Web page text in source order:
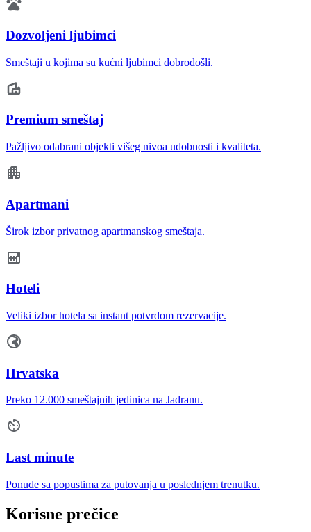
Dozvoljeni ljubimci
Smeštaji u kojima su kućni ljubimci dobrodošli.
Premium smeštaj
Pažljivo odabrani objekti višeg nivoa udobnosti i kvaliteta.
Apartmani
Širok izbor privatnog apartmanskog smeštaja.
Hoteli
Veliki izbor hotela sa instant potvrdom rezervacije.
Hrvatska
Preko 12.000 smeštajnih jedinica na Jadranu.
Last minute
Ponude sa popustima za putovanja u poslednjem trenutku.
Korisne prečice